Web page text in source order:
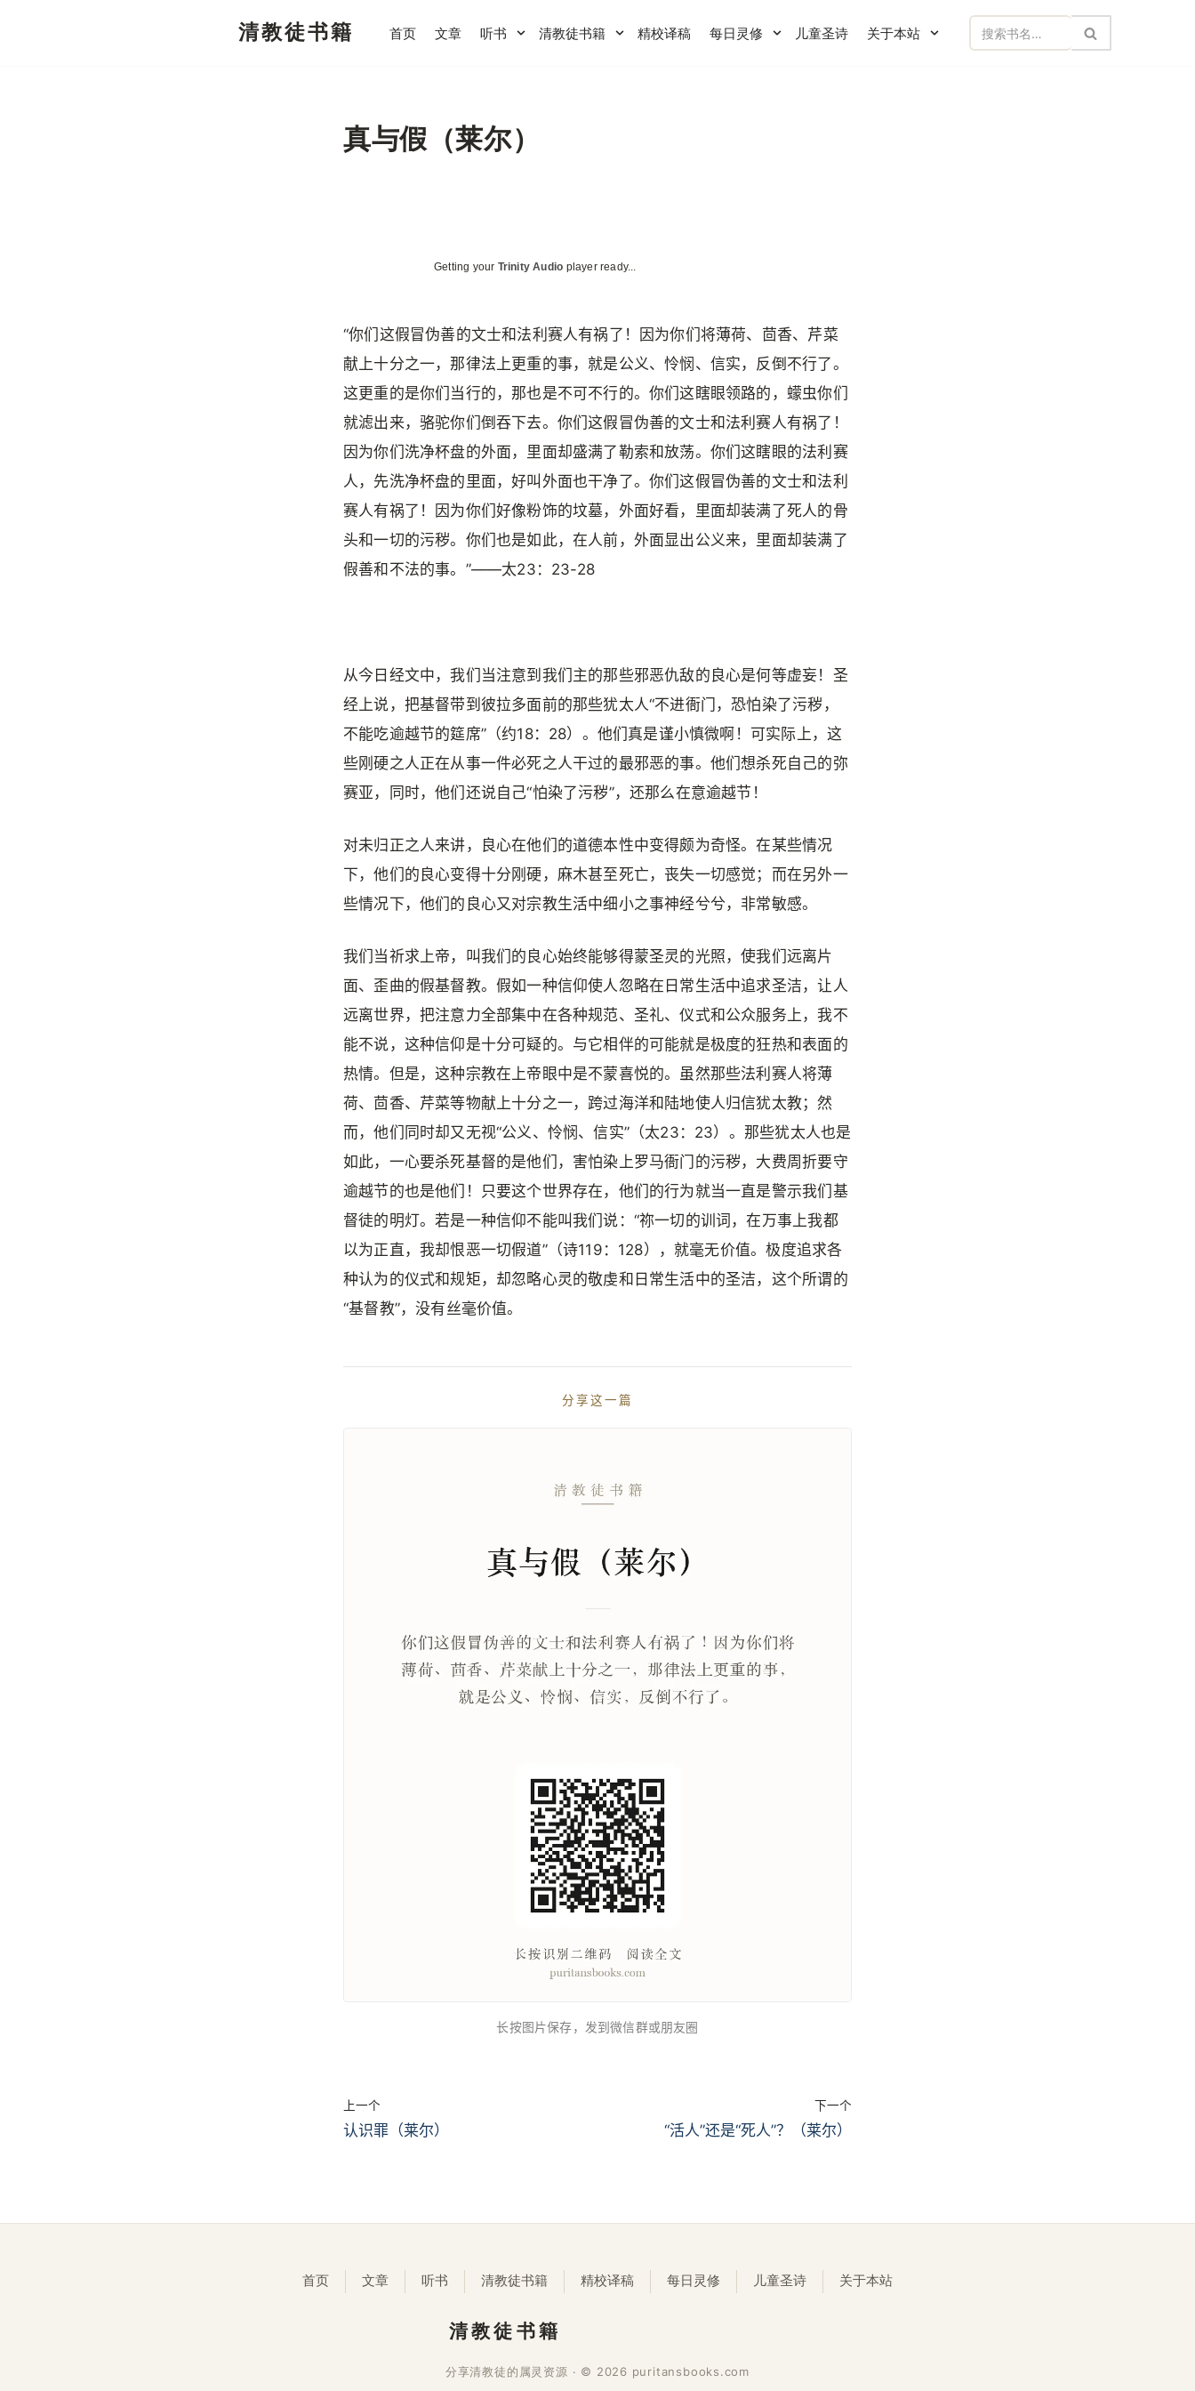
清教徒书籍 首页 文章 听书 清教徒书籍 精校译稿 每日灵修 儿童圣诗 关于本站
真与假（莱尔）
Getting your Trinity Audio player ready...
“你们这假冒伪善的文士和法利赛人有祸了！因为你们将薄荷、茴香、芹菜
献上十分之一，那律法上更重的事，就是公义、怜悯、信实，反倒不行了。
这更重的是你们当行的，那也是不可不行的。你们这瞎眼领路的，蠓虫你们
就滤出来，骆驼你们倒吞下去。你们这假冒伪善的文士和法利赛人有祸了！
因为你们洗净杯盘的外面，里面却盛满了勒索和放荡。你们这瞎眼的法利赛
人，先洗净杯盘的里面，好叫外面也干净了。你们这假冒伪善的文士和法利
赛人有祸了！因为你们好像粉饰的坟墓，外面好看，里面却装满了死人的骨
头和一切的污秽。你们也是如此，在人前，外面显出公义来，里面却装满了
假善和不法的事。”——太23：23-28
从今日经文中，我们当注意到我们主的那些邪恶仇敌的良心是何等虚妄！圣
经上说，把基督带到彼拉多面前的那些犹太人“不进衙门，恐怕染了污秽，
不能吃逾越节的筵席”（约18：28）。他们真是谨小慎微啊！可实际上，这
些刚硬之人正在从事一件必死之人干过的最邪恶的事。他们想杀死自己的弥
赛亚，同时，他们还说自己“怕染了污秽”，还那么在意逾越节！
对未归正之人来讲，良心在他们的道德本性中变得颇为奇怪。在某些情况
下，他们的良心变得十分刚硬，麻木甚至死亡，丧失一切感觉；而在另外一
些情况下，他们的良心又对宗教生活中细小之事神经兮兮，非常敏感。
我们当祈求上帝，叫我们的良心始终能够得蒙圣灵的光照，使我们远离片
面、歪曲的假基督教。假如一种信仰使人忽略在日常生活中追求圣洁，让人
远离世界，把注意力全部集中在各种规范、圣礼、仪式和公众服务上，我不
能不说，这种信仰是十分可疑的。与它相伴的可能就是极度的狂热和表面的
热情。但是，这种宗教在上帝眼中是不蒙喜悦的。虽然那些法利赛人将薄
荷、茴香、芹菜等物献上十分之一，跨过海洋和陆地使人归信犹太教；然
而，他们同时却又无视“公义、怜悯、信实”（太23：23）。那些犹太人也是
如此，一心要杀死基督的是他们，害怕染上罗马衙门的污秽，大费周折要守
逾越节的也是他们！只要这个世界存在，他们的行为就当一直是警示我们基
督徒的明灯。若是一种信仰不能叫我们说：“祢一切的训词，在万事上我都
以为正直，我却恨恶一切假道”（诗119：128），就毫无价值。极度追求各
种认为的仪式和规矩，却忽略心灵的敬虔和日常生活中的圣洁，这个所谓的
“基督教”，没有丝毫价值。
分享这一篇
长按图片保存，发到微信群或朋友圈
上一个
认识罪（莱尔）
下一个
“活人”还是“死人”？（莱尔）
首页 文章 听书 清教徒书籍 精校译稿 每日灵修 儿童圣诗 关于本站